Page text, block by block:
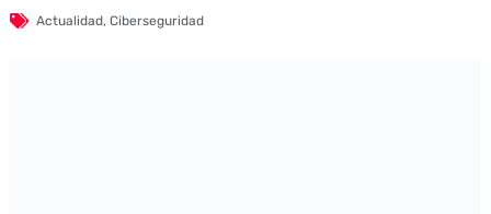
Actualidad, Ciberseguridad